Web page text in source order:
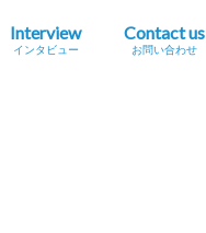
Interview
インタビュー
Contact us
お問い合わせ